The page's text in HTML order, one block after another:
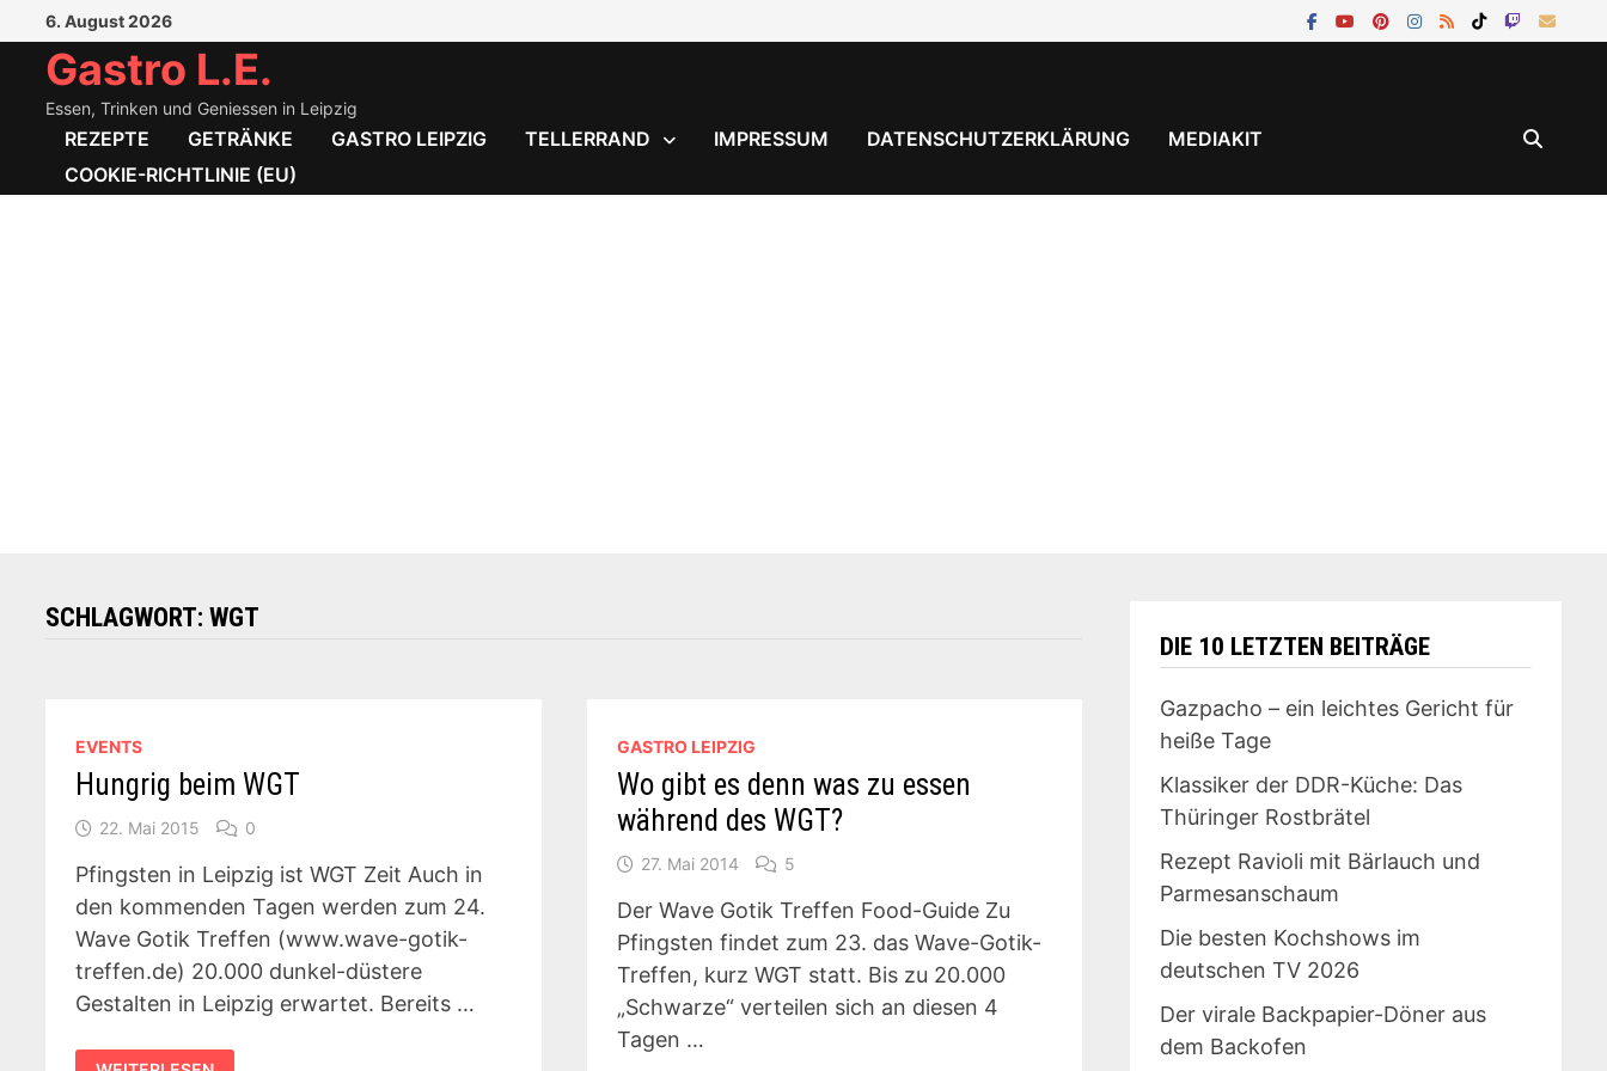
Inhalt
springen
6. August 2026
Gastro L.E.
Essen, Trinken und Geniessen in Leipzig
REZEPTE GETRÄNKE GASTRO LEIPZIG TELLERRAND IMPRESSUM DATENSCHUTZERKLÄRUNG
MEDIAKIT
COOKIE-RICHTLINIE (EU)
SCHLAGWORT:WGT
EVENTS
Hungrig beim WGT
22. Mai 2015 0
Pfingsten in Leipzig ist WGT Zeit Auch in
den kommenden Tagen werden zum 24.
Wave Gotik Treffen (www.wave-gotik-
treffen.de) 20.000 dunkel-düstere
Gestalten in Leipzig erwartet. Bereits …
HUNGRIG
GASTRO LEIPZIG
Wo gibt es denn was zu essen
während des WGT?
27. Mai 2014 5
Der Wave Gotik Treffen Food-Guide Zu
Pfingsten findet zum 23. das Wave-Gotik-
Treffen, kurz WGT statt. Bis zu 20.000
„Schwarze“ verteilen sich an diesen 4
Tagen …
DIE 10 LETZTEN BEITRÄGE
Gazpacho – ein leichtes Gericht für
heiße Tage
Klassiker der DDR-Küche: Das
Thüringer Rostbrätel
Rezept Ravioli mit Bärlauch und
Parmesanschaum
Die besten Kochshows im
deutschen TV 2026
Der virale Backpapier-Döner aus
dem Backofen